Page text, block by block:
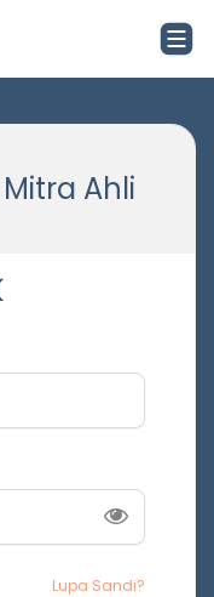
Mitra Ahli
Lupa Sandi?